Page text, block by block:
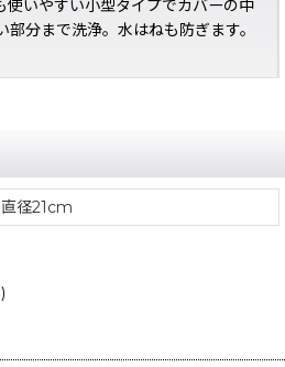
使いやすい小型タイプでカバーの中
分まで洗浄。水はねも防ぎます。
直径21cm